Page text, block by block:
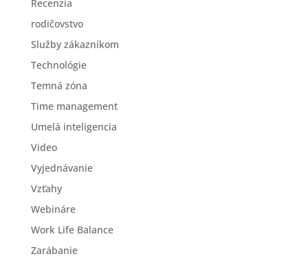
Recenzia
rodičovstvo
Služby zákazníkom
Technológie
Temná zóna
Time management
Umelá inteligencia
Video
Vyjednávanie
Vzťahy
Webináre
Work Life Balance
Zarábanie